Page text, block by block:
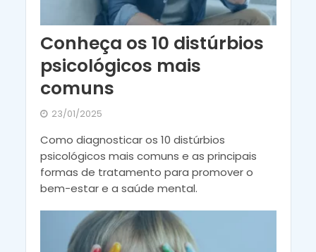
Conheça os 10 distúrbios
psicológicos mais
comuns
23/01/2025
Como diagnosticar os 10 distúrbios
psicológicos mais comuns e as principais
formas de tratamento para promover o
bem-estar e a saúde mental.